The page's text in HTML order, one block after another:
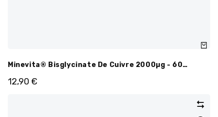
Minevita® Bisglycinate De Cuivre 2000µg - 60
Gélules
12,90 €